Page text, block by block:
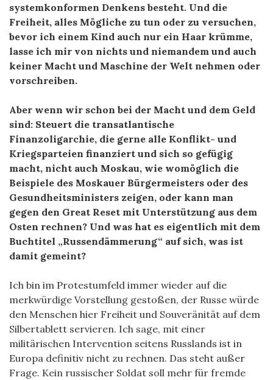
systemkonformen Denkens besteht. Und die
Freiheit, alles Mögliche zu tun oder zu versuchen,
bevor ich einem Kind auch nur ein Haar krümme,
lasse ich mir von nichts und niemandem und auch
keiner Macht und Maschine der Welt nehmen oder
vorschreiben.
Aber wenn wir schon bei der Macht und dem Geld
sind: Steuert die transatlantische
Finanzoligarchie, die gerne alle Konflikt- und
Kriegsparteien finanziert und sich so gefügig
macht, nicht auch Moskau, wie womöglich die
Beispiele des Moskauer Bürgermeisters oder des
Gesundheitsministers zeigen, oder kann man
gegen den Great Reset mit Unterstützung aus dem
Osten rechnen? Und was hat es eigentlich mit dem
Buchtitel „Russendämmerung“ auf sich, was ist
damit gemeint?
Ich bin im Protestumfeld immer wieder auf die
merkwürdige Vorstellung gestoßen, der Russe würde
den Menschen hier Freiheit und Souveränität auf dem
Silbertablett servieren. Ich sage, mit einer
militärischen Intervention seitens Russlands ist in
Europa definitiv nicht zu rechnen. Das steht außer
Frage. Kein russischer Soldat soll mehr für fremde